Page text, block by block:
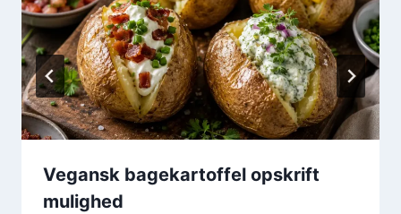
Vegansk bagekartoffel opskrift
mulighed